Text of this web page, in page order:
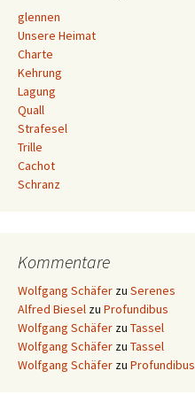
glennen
Unsere Heimat
Charte
Kehrung
Lagung
Quall
Strafesel
Trille
Cachot
Schranz
Kommentare
Wolfgang Schäfer zu Serenes
Alfred Biesel zu Profundibus
Wolfgang Schäfer zu Tassel
Wolfgang Schäfer zu Tassel
Wolfgang Schäfer zu Profundibus